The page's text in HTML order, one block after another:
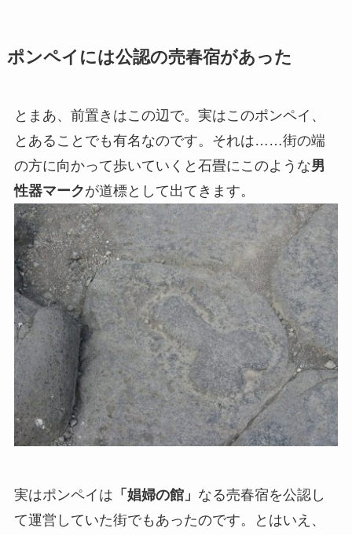
ポンペイには公認の売春宿があった
とまあ、前置きはこの辺で。実はこのポンペイ、
とあることでも有名なのです。それは……街の端
の方に向かって歩いていくと石畳にこのような男
性器マークが道標として出てきます。
実はポンペイは 「娼婦の館」 なる売春宿を公認し
て運営していた街でもあったのです。とはいえ、